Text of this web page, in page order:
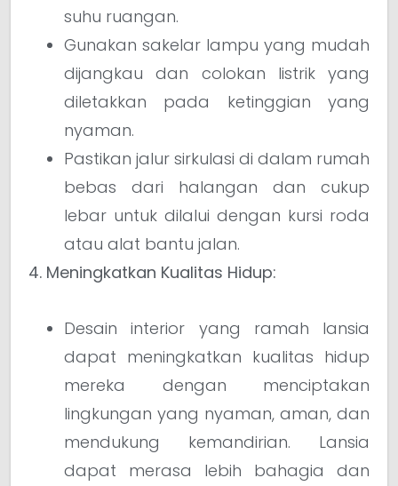
suhu ruangan.
Gunakan sakelar lampu yang mudah
dijangkau dan colokan listrik yang
diletakkan pada ketinggian yang
nyaman.
Pastikan jalur sirkulasi di dalam rumah
bebas dari halangan dan cukup
lebar untuk dilalui dengan kursi roda
atau alat bantu jalan.
4. Meningkatkan Kualitas Hidup:
Desain interior yang ramah lansia
dapat meningkatkan kualitas hidup
mereka dengan menciptakan
lingkungan yang nyaman, aman, dan
mendukung kemandirian. Lansia
dapat merasa lebih bahagia dan